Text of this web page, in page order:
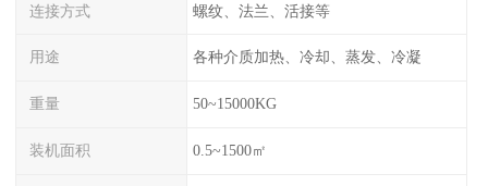
连接方式 螺纹、法兰、活接等
用途 各种介质加热、冷却、蒸发、冷凝
重量 50~15000KG
装机面积 0.5~1500㎡